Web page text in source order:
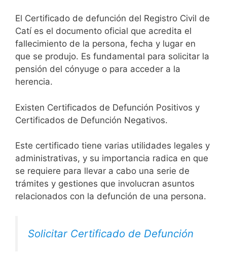
El Certificado de defunción del Registro Civil de
Catí es el documento oficial que acredita el
fallecimiento de la persona, fecha y lugar en
que se produjo. Es fundamental para solicitar la
pensión del cónyuge o para acceder a la
herencia.
Existen Certificados de Defunción Positivos y
Certificados de Defunción Negativos.
Este certificado tiene varias utilidades legales y
administrativas, y su importancia radica en que
se requiere para llevar a cabo una serie de
trámites y gestiones que involucran asuntos
relacionados con la defunción de una persona.
Solicitar Certificado de Defunción